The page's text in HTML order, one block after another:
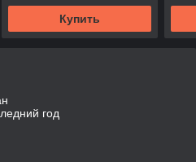
Купить
год